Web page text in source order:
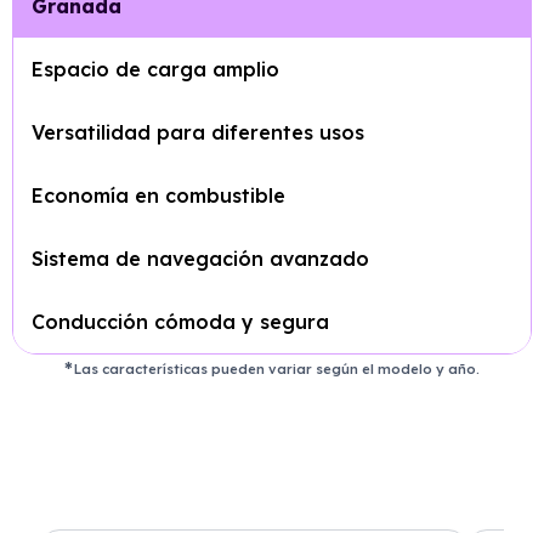
Granada
Espacio de carga amplio
Versatilidad para diferentes usos
Economía en combustible
Sistema de navegación avanzado
Conducción cómoda y segura
Las características pueden variar según el modelo y año.